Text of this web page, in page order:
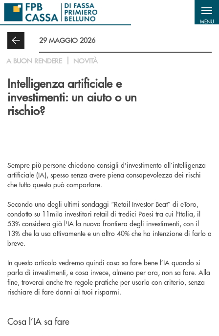
Salta al contenuto principale
MENU
29 MAGGIO 2026
A BUON RENDERE NOVITÀ
Intelligenza artificiale e
investimenti: un aiuto o un
rischio?
Sempre più persone chiedono consigli d'investimento all’intelligenza
artificiale (IA), spesso senza avere piena consapevolezza dei rischi
che tutto questo può comportare.
Secondo uno degli ultimi sondaggi “Retail Investor Beat” di eToro,
condotto su 11mila investitori retail di tredici Paesi tra cui l'Italia, il
53% considera già l'IA la nuova frontiera degli investimenti, con il
13% che la usa attivamente e un altro 40% che ha intenzione di farlo a
breve.
In questo articolo vedremo quindi cosa sa fare bene l’IA quando si
parla di investimenti, e cosa invece, almeno per ora, non sa fare. Alla
fine, troverai anche tre regole pratiche per usarla con criterio, senza
rischiare di fare danni ai tuoi risparmi.
Cosa l’IA sa fare